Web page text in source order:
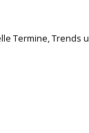
Termine, Trends